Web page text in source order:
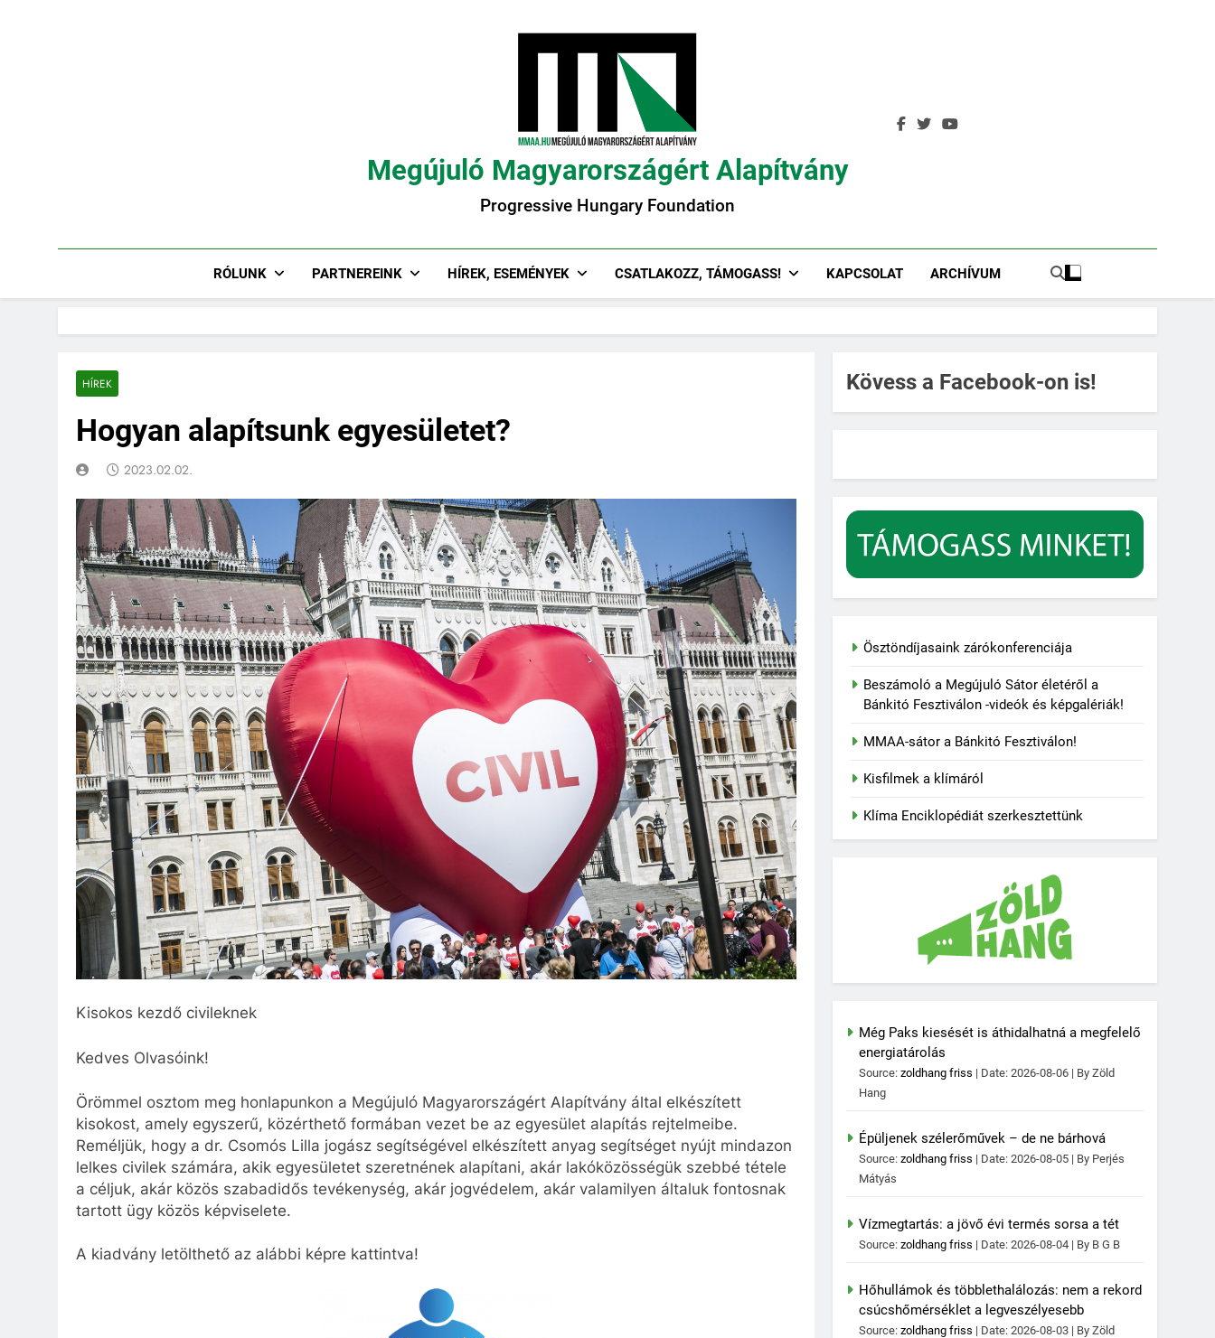
Megújuló Magyarországért Alapítvány
Progressive Hungary Foundation
RÓLUNK PARTNEREINK HÍREK, ESEMÉNYEK CSATLAKOZZ, TÁMOGASS! KAPCSOLAT ARCHÍVUM
HÍREK
Hogyan alapítsunk egyesületet?
2023.02.02.
Kisokos kezdő civileknek
Kedves Olvasóink!
Örömmel osztom meg honlapunkon a Megújuló Magyarországért Alapítvány által elkészített
kisokost, amely egyszerű, közérthető formában vezet be az egyesület alapítás rejtelmeibe.
Reméljük, hogy a dr. Csomós Lilla jogász segítségével elkészített anyag segítséget nyújt mindazon
lelkes civilek számára, akik egyesületet szeretnének alapítani, akár lakóközösségük szebbé tétele
a céljuk, akár közös szabadidős tevékenység, akár jogvédelem, akár valamilyen általuk fontosnak
tartott ügy közös képviselete.
A kiadvány letölthető az alábbi képre kattintva!
Kövess a Facebook-on is!
Ösztöndíjasaink zárókonferenciája
Beszámoló a Megújuló Sátor életéről a
Bánkitó Fesztiválon -videók és képgalériák!
MMAA-sátor a Bánkitó Fesztiválon!
Kisfilmek a klímáról
Klíma Enciklopédiát szerkesztettünk
Még Paks kiesését is áthidalhatná a megfelelő
energiatárolás
Source:zoldhang friss Date: 2026-08-06
By Zöld
Hang
Épüljenek szélerőművek – de ne bárhová
Source:zoldhang friss Date: 2026-08-05
By Perjés
Mátyás
Vízmegtartás: a jövő évi termés sorsa a tét
Source:zoldhang friss Date: 2026-08-04 By B G B
Hőhullámok és többlethalálozás: nem a rekord
csúcshőmérséklet a legveszélyesebb
Source:zoldhang friss Date: 2026-08-03
By Zöld